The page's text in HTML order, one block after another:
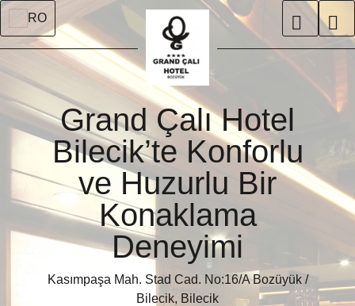
RO
Grand Çalı Hotel
Bilecik’te Konforlu
ve Huzurlu Bir
Konaklama
Deneyimi
Kasımpaşa Mah. Stad Cad. No:16/A Bozüyük /
Bilecik, Bilecik